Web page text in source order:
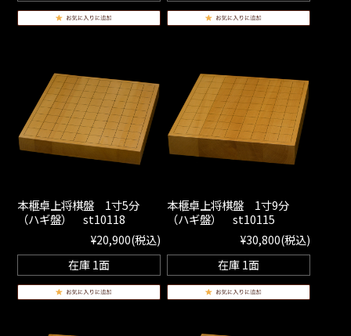
本榧卓上将棋盤 1寸5分
（ハギ盤） st10118
¥20,900(税込)
在庫 1面
本榧卓上将棋盤 1寸9分
（ハギ盤） st10115
¥30,800(税込)
在庫 1面